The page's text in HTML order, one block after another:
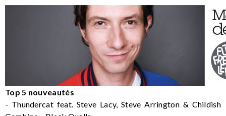
Top 5 nouveautés
- Thundercat feat. Steve Lacy, Steve Arrington & Childish